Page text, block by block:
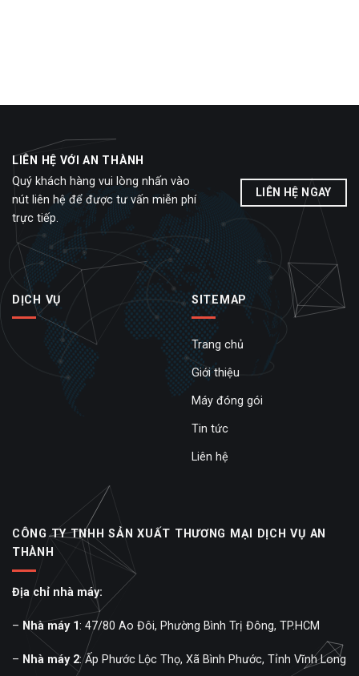
LIÊN HỆ VỚI AN THÀNH
Quý khách hàng vui lòng nhấn vào
nút liên hệ để được tư vấn miễn phí
trực tiếp.
LIÊN HỆ NGAY
DỊCH VỤ SITEMAP
Trang chủ
Giới thiệu
Máy đóng gói
Tin tức
Liên hệ
CÔNG TY TNHH SẢN XUẤT THƯƠNG MẠI DỊCH VỤ AN
THÀNH
Địa chỉ nhà máy:
– Nhà máy 1: 47/80 Ao Đôi, Phường Bình Trị Đông, TP.HCM
– Nhà máy 2: Ấp Phước Lộc Thọ, Xã Bình Phước, Tỉnh Vĩnh Long